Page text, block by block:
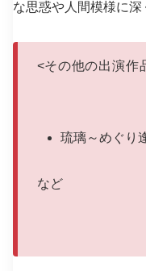
な思惑や人間模様に深
<その他の出演作
琉璃～めぐり
など